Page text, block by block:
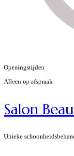
Openingstijden
Alleen op afspraak
Salon
Unieke